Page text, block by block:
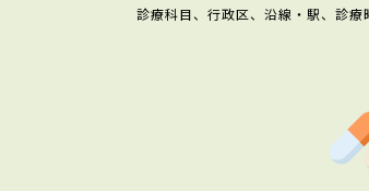
診療科目、行政区、沿線・駅、診